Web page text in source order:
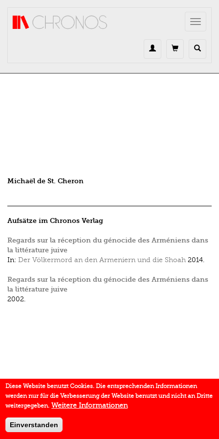
Toggle
Michaël de St. Cheron
Aufsätze im Chronos Verlag
Regards sur la réception du génocide des Arméniens dans
la littérature juive
In: Der Völkermord an den Armeniern und die Shoah 2014.
Regards sur la réception du génocide des Arméniens dans
la littérature juive
2002.
Diese Website benutzt Cookies. Die entsprechenden Informationen
werden nur für die Verbesserung der Website benutzt und nicht an Dritte
weitergegeben. Weitere Informationen
Einverstanden